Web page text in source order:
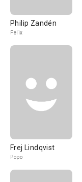
Philip Zandén
Felix
Frej Lindqvist
Popo